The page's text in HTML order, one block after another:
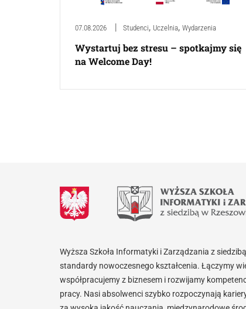
07.08.2026 Studenci, Uczelnia, Wydarzenia
Wystartuj bez stresu – spotkajmy się
na Welcome Day!
Wyższa Szkoła Informatyki i Zarządzania z
standardy nowoczesnego kształcenia. Łączymy
współpracujemy z biznesem i rozwijamy
pracy. Nasi absolwenci szybko rozpoczynają